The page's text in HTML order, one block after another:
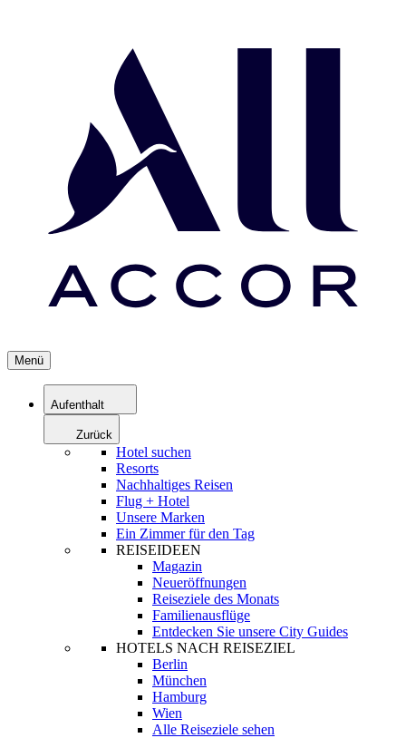
Menü
Aufenthalt
Zurück
Hotel suchen
Resorts
Nachhaltiges Reisen
Flug + Hotel
Unsere Marken
Ein Zimmer für den Tag
REISEIDEEN
Magazin
Neueröffnungen
Reiseziele des Monats
Familienausflüge
Entdecken Sie unsere City Guides
HOTELS NACH REISEZIEL
Berlin
München
Hamburg
Wien
Alle Reiseziele sehen